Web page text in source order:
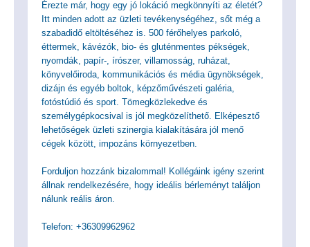
Érezte már, hogy egy jó lokáció megkönnyíti az életét?
Itt minden adott az üzleti tevékenységéhez, sőt még a
szabadidő eltöltéséhez is. 500 férőhelyes parkoló,
éttermek, kávézók, bio- és gluténmentes pékségek,
nyomdák, papír-, írószer, villamosság, ruházat,
könyvelőiroda, kommunikációs és média ügynökségek,
dizájn és egyéb boltok, képzőművészeti galéria,
fotóstúdió és sport. Tömegközlekedve és
személygépkocsival is jól megközelíthető. Elképesztő
lehetőségek üzleti szinergia kialakítására jól menő
cégek között, impozáns környezetben.
Forduljon hozzánk bizalommal! Kollégáink igény szerint
állnak rendelkezésére, hogy ideális bérleményt találjon
nálunk reális áron.
Telefon: +36309962962